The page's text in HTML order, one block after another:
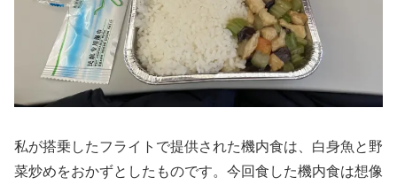
私が搭乗したフライトで提供された機内食は、白身魚と野
菜炒めをおかずとしたものです。今回食した機内食は想像